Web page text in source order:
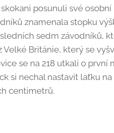
posunuli své osobní
znamenala stopku
sedm závodníků,
Velké Británie, který se
se na 218 utkali o první
si nechal nastavit laťku na
centimetrů.